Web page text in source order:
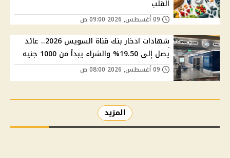
القلب
شهادات ادخار بنك قناة السويس 2026.. عائد
يصل إلى 19.50% والشراء يبدأ من 1000 جنيه
المزيد